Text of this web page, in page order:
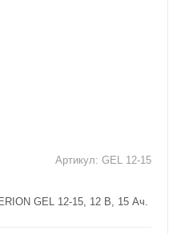
Артикул: GEL 12-15
GEL 12-15, 12 В, 15 Ач.